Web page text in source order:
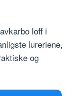
loff i
lureriene,
og